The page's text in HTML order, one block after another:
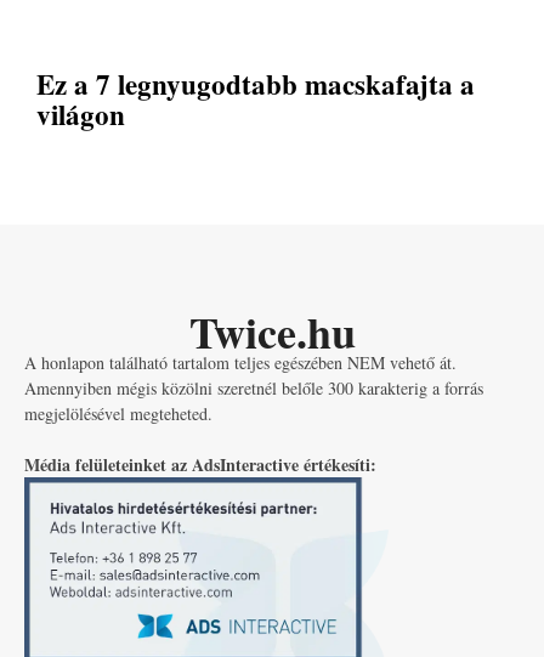
Ez a 7 legnyugodtabb macskafajta a
világon
Twice.hu
A honlapon található tartalom teljes egészében NEM vehető át.
Amennyiben mégis közölni szeretnél belőle 300 karakterig a forrás
megjelölésével megteheted.
Média felületeinket az AdsInteractive értékesíti: